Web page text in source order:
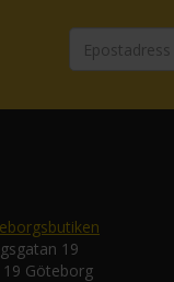
19
19 Göteborg